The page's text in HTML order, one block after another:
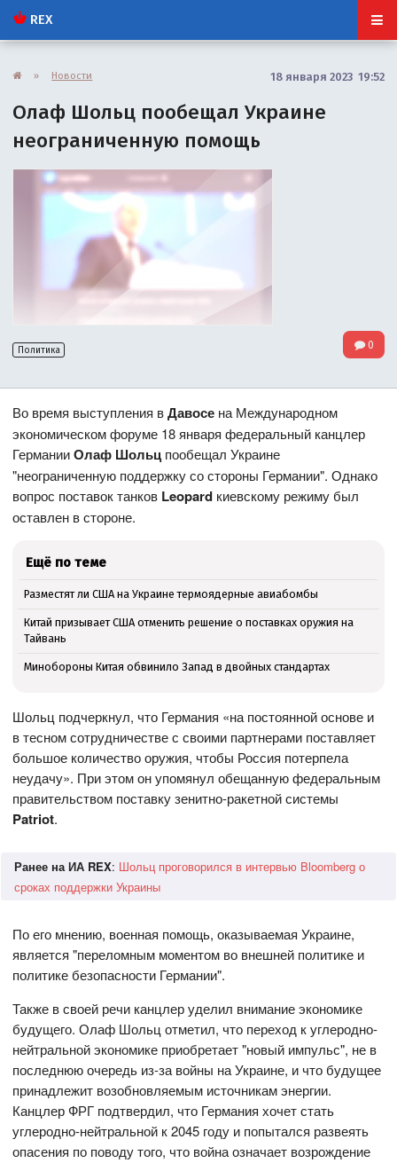
REX
» Новости 18 января 2023 19:52
Олаф Шольц пообещал Украине
неограниченную помощь
Политика 0
Во время выступления вДавосе на Международном
экономическом форуме 18 января федеральный канцлер
ГерманииОлаф Шольц пообещал Украине
"неограниченную поддержку со стороны Германии". Однако
вопрос поставок танков Leopard киевскому режиму был
оставлен в стороне.
Ещё по теме
Разместят ли США на Украине термоядерные авиабомбы
Китай призывает США отменить решение о поставках оружия на
Тайвань
Минобороны Китая обвинило Запад в двойных стандартах
Шольц подчеркнул, что Германия «на постоянной основе и
в тесном сотрудничестве с своими партнерами поставляет
большое количество оружия, чтобы Россия потерпела
неудачу». При этом он упомянул обещанную федеральным
правительством поставку зенитно-ракетной системы
Patriot.
Ранее на ИА REX: Шольц проговорился в интервью Bloomberg о
сроках поддержки Украины
По его мнению, военная помощь, оказываемая Украине,
является "переломным моментом во внешней политике и
политике безопасности Германии".
Также в своей речи канцлер уделил внимание экономике
будущего. Олаф Шольц отметил, что переход к углеродно-
нейтральной экономике приобретает "новый импульс", не в
последнюю очередь из-за войны на Украине, и что будущее
принадлежит возобновляемым источникам энергии.
Канцлер ФРГ подтвердил, что Германия хочет стать
углеродно-нейтральной к 2045 году и попытался развеять
опасения по поводу того, что война означает возрождение